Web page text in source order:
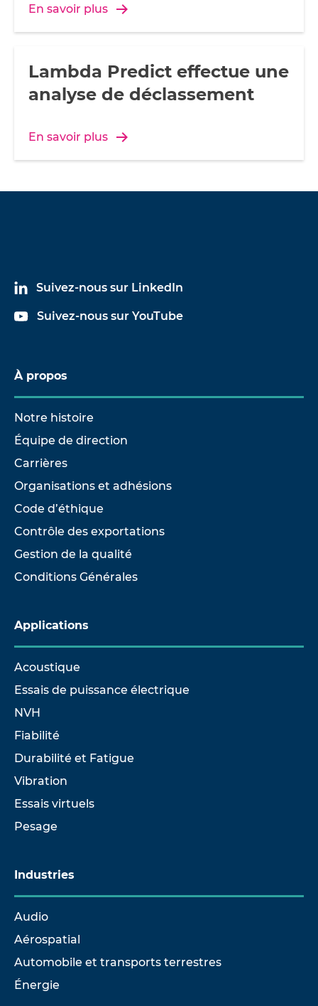
En savoir plus
Lambda Predict effectue une
analyse de déclassement
En savoir plus
Suivez-nous sur LinkedIn
Suivez-nous sur YouTube
À propos
Notre histoire
Équipe de direction
Carrières
Organisations et adhésions
Code d’éthique
Contrôle des exportations
Gestion de la qualité
Conditions Générales
Applications
Acoustique
Essais de puissance électrique
NVH
Fiabilité
Durabilité et Fatigue
Vibration
Essais virtuels
Pesage
Industries
Audio
Aérospatial
Automobile et transports terrestres
Énergie